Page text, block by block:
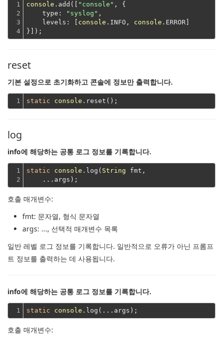
1
2
3
4
console .add([ "console" , {
type : "syslog" ,
levels : [ console .INFO, console .ERROR]
}]);
reset
기본 설정으로 초기화하고 콘솔에 정보만 출력합니다.
1 static console
log
info에 해당하는 공통 로그 정보를 기록합니다.
1
2
static console .log( String fmt,
    ...args);
호출 매개변수:
fmt: 문자열, 형식 문자열
args: ..., 선택적 매개변수 목록
일반 레벨 로그 정보를 기록합니다. 일반적으로 오류가 아닌 프롬프
트 정보를 출력하는 데 사용됩니다.
info에 해당하는 공통 로그 정보를 기록합니다.
1 static console
호출 매개변수: